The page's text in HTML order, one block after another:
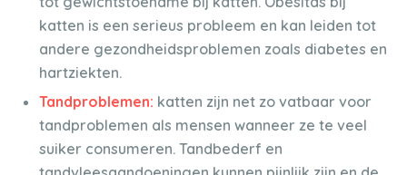
katten is een serieus probleem en kan leiden tot
andere gezondheidsproblemen zoals diabetes en
hartziekten.
Tandproblemen: katten zijn net zo vatbaar voor
tandproblemen als mensen wanneer ze te veel
suiker consumeren. Tandbederf en